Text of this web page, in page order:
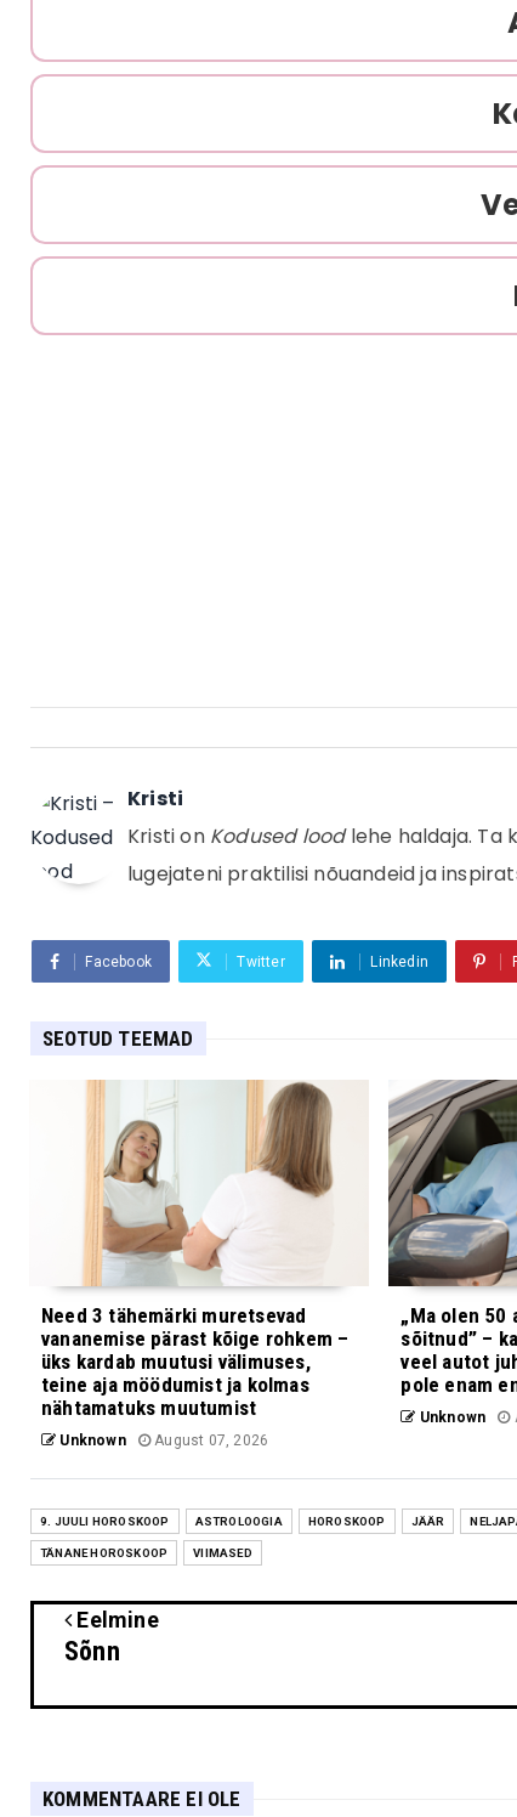
Kristi
Kristi on Kodused loodlehe haldaja. Ta
lugejateni praktilisi nõuandeid ja
Facebook Twitter Linkedin
SEOTUD TEEMAD
Need 3 tähemärki muretsevad
vananemise pärast kõige rohkem –
üks kardab muutusi välimuses,
teine aja möödumist ja kolmas
nähtamatuks muutumist
Unknown August 07, 2026
„Ma olen 50
sõitnud” –
veel autot
pole enam
Unknown
9. JUULI HOROSKOOP ASTROLOOGIA HOROSKOOP JÄÄR
TÄNANE HOROSKOOP VIIMASED
Eelmine
Sõnn
KOMMENTAARE EI OLE